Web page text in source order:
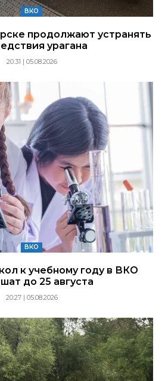
ВКО
продолжают устранять
урагана
20:31 | 05.08.2026
ВКО
к учебному году в ВКО
до 25 августа
20:27 | 05.08.2026